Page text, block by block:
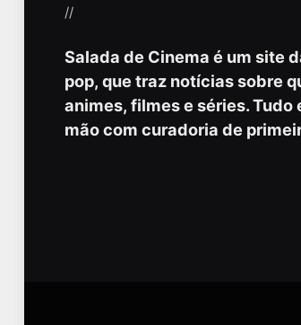
//
Salada de Cinema é um site
pop, que traz notícias sobre
animes, filmes e séries. Tudo
mão com curadoria de